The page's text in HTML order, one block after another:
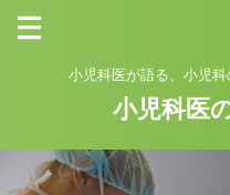
小児科医が語る、小児
小児科医